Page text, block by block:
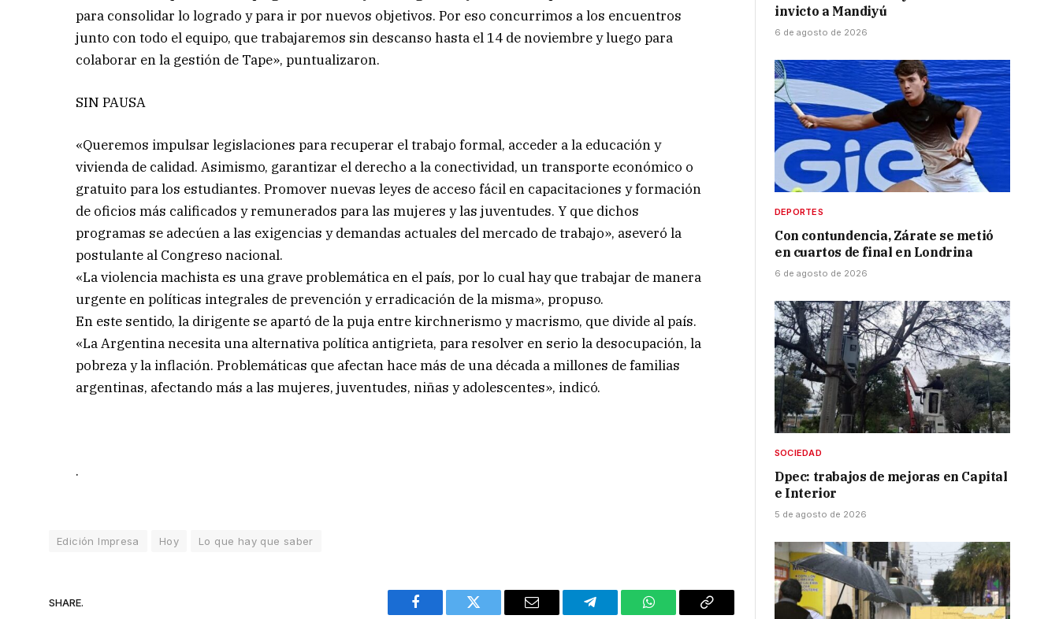
para consolidar lo logrado y para ir por nuevos objetivos. Por eso concurrimos a los encuentros
junto con todo el equipo, que trabajaremos sin descanso hasta el 14 de noviembre y luego para
colaborar en la gestión de Tape», puntualizaron.
SIN PAUSA
«Queremos impulsar legislaciones para recuperar el trabajo formal, acceder a la educación y
vivienda de calidad. Asimismo, garantizar el derecho a la conectividad, un transporte económico o
gratuito para los estudiantes. Promover nuevas leyes de acceso fácil en capacitaciones y formación
de oficios más calificados y remunerados para las mujeres y las juventudes. Y que dichos
programas se adecúen a las exigencias y demandas actuales del mercado de trabajo», aseveró la
postulante al Congreso nacional.
«La violencia machista es una grave problemática en el país, por lo cual hay que trabajar de manera
urgente en políticas integrales de prevención y erradicación de la misma», propuso.
En este sentido, la dirigente se apartó de la puja entre kirchnerismo y macrismo, que divide al país.
«La Argentina necesita una alternativa política antigrieta, para resolver en serio la desocupación, la
pobreza y la inflación. Problemáticas que afectan hace más de una década a millones de familias
argentinas, afectando más a las mujeres, juventudes, niñas y adolescentes», indicó.
.
Edición Impresa Hoy Lo que hay que saber
SHARE.
Facebook Twitter Email Telegram WhatsAppCopy
invicto a Mandiyú
6 de agosto de 2026
DEPORTES
Con contundencia, Zárate se metió
en cuartos de final en Londrina
6 de agosto de 2026
SOCIEDAD
Dpec: trabajos de mejoras en Capital
e Interior
5 de agosto de 2026